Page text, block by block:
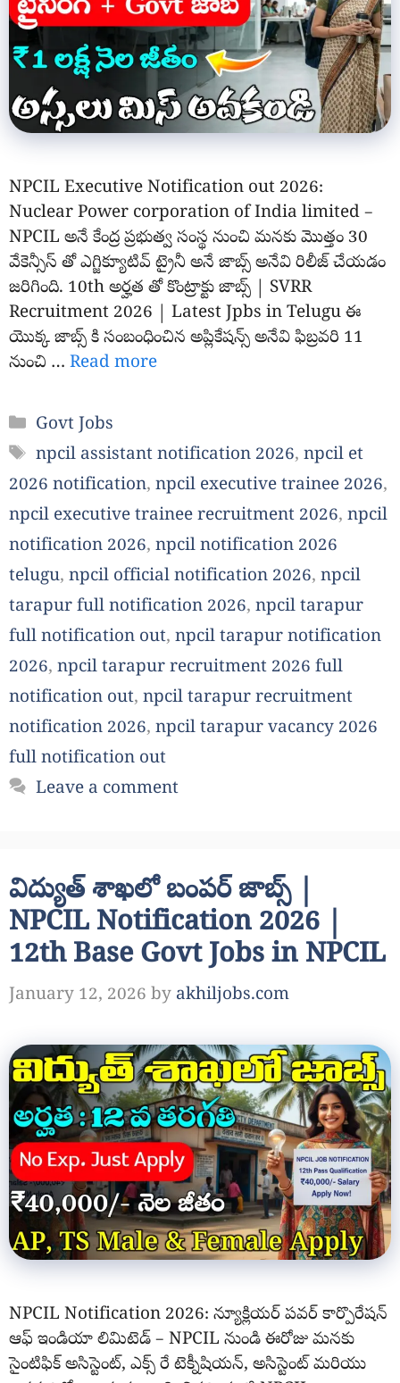
NPCIL Executive Notification out 2026:
Nuclear Power corporation of India limited –
NPCIL అనే కేంద్ర ప్రభుత్వ సంస్థ నుంచి మనకు మొత్తం 30
వేకెన్సీస్ తో ఎగ్జిక్యూటివ్ ట్రైనీ అనే జాబ్స్ అనేవి రిలీజ్ చేయడం
జరిగింది. 10th అర్హత తో కొంట్రాక్టు జాబ్స్ | SVRR
Recruitment 2026 | Latest Jpbs in Telugu ఈ
యొక్క జాబ్స్ కి సంబంధించిన అప్లికేషన్స్ అనేవి ఫిబ్రవరి 11
నుంచి … Read more
Categories
Govt Jobs
Tags
npcil assistant notification 2026,npcil et
2026 notification, npcil executive trainee 2026,
npcil executive trainee recruitment 2026, npcil
notification 2026, npcil notification 2026
telugu, npcil official notification 2026, npcil
tarapur full notification 2026, npcil tarapur
full notification out, npcil tarapur notification
2026, npcil tarapur recruitment 2026 full
notification out, npcil tarapur recruitment
notification 2026, npcil tarapur vacancy 2026
full notification out
Leave a comment
విద్యుత్ శాఖలో బంపర్ జాబ్స్ |
NPCIL Notification 2026 |
12th Base Govt Jobs in NPCIL
January 12, 2026 by akhiljobs.com
NPCIL Notification 2026: న్యూక్లియర్ పవర్ కార్పొరేషన్
ఆఫ్ ఇండియా లిమిటెడ్ – NPCIL నుండి ఈరోజు మనకు
సైంటిఫిక్ అసిస్టెంట్, ఎక్స్ రే టెక్నీషియన్, అసిస్టెంట్ మరియు